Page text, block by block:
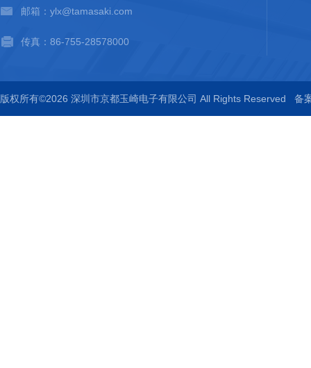
邮箱：ylx@tamasaki.com
传真：86-755-28578000
版权所有©2026 深圳市京都玉崎电子有限公司 All Rights Reserved 备